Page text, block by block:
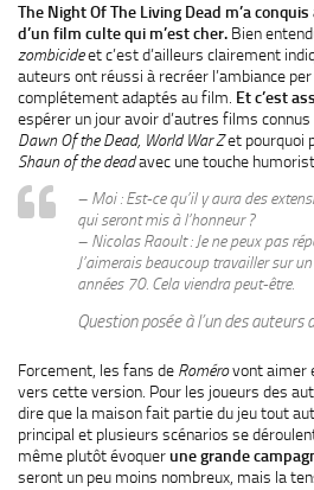
The Night Of The Living Dead m’a
d’un film culte qui m’est cher. Bien
zombicideet c’est d’ailleurs clairement
auteurs ont réussi à recréer l’ambiance
complétement adaptés au film. Et c’est
espérer un jour avoir d’autres films
Dawn Of the Dead, World War Zet pourquoi
Shaun of the deadavec une touche
– Moi : Est-ce qu’il y aura des
qui seront mis à l’honneur ?
– Nicolas Raoult : Je ne peux pas
J’aimerais beaucoup travailler sur
années 70. Cela viendra peut-être.
Question posée à l’un des auteurs
Forcement, les fans de Romérovont aimer
vers cette version. Pour les joueurs des
dire que la maison fait partie du jeu tout
principal et plusieurs scénarios se
même plutôt évoquerune grande
seront un peu moins nombreux, mais la